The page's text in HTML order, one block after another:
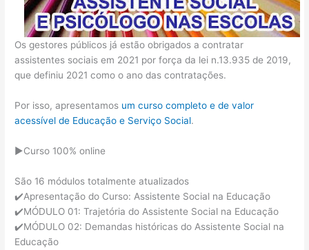
Os gestores públicos já estão obrigados a contratar
assistentes sociais em 2021 por força da lei n.13.935 de 2019,
que definiu 2021 como o ano das contratações.
Por isso, apresentamos um curso completo e de valor
acessível de Educação e Serviço Social.
▶️Curso 100% online
São 16 módulos totalmente atualizados
✔️Apresentação do Curso: Assistente Social na Educação
✔️MÓDULO 01: Trajetória do Assistente Social na Educação
✔️MÓDULO 02: Demandas históricas do Assistente Social na
Educação